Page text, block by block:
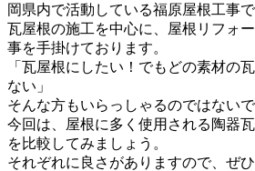
岡県内で活動している福原屋根工事で
瓦屋根の施工を中心に、屋根リフォ
事を手掛けております。
「瓦屋根にしたい！でもどの素材の
ない」
そんな方もいらっしゃるのではないで
今回は、屋根に多く使用される陶器
を比較してみましょう。
それぞれに良さがありますので、ぜ